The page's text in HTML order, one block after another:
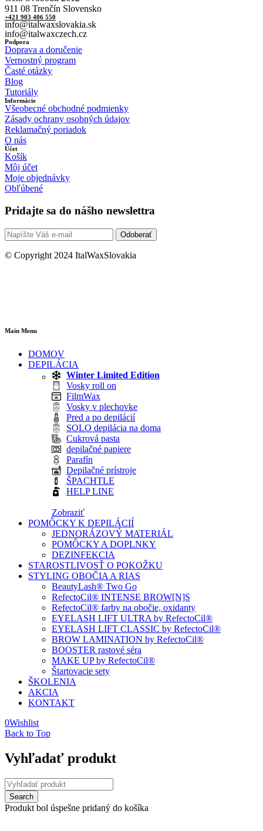
911 08 Trenčín Slovensko
+421 903 406 550
info@italwaxslovakia.sk
info@italwaxczech.cz
Podpora
Doprava a doručenie
Vernostný program
Časté otázky
Blog
Tutoriály
Informácie
Všeobecné obchodné podmienky
Zásady ochrany osobných údajov
Reklamačný poriadok
O nás
Účet
Košík
Môj účet
Moje objednávky
Obľúbené
Pridajte sa do nášho newslettra
Odoberať
© Copyright 2024 ItalWaxSlovakia
Main Menu
DOMOV
DEPILÁCIA
Winter Limited Edition
Vosky roll on
FilmWax
Vosky v plechovke
Pred a po depilácií
SOLO depilácia na doma
Cukrová pasta
depilačné papiere
Parafín
Depilačné prístroje
ŠPACHTLE
HELP LINE
Zobraziť
POMÔCKY K DEPILÁCIÍ
JEDNORÁZOVÝ MATERIÁL
POMÔCKY A DOPLNKY
DEZINFEKCIA
STAROSTLIVOSŤ O POKOŽKU
STYLING OBOČIA A RIAS
BeautyLash® Two Go
RefectoCil® INTENSE BROW[N]S
RefectoCil® farby na obočie, oxidanty
EYELASH LIFT ULTRA by RefectoCil®
EYELASH LIFT CLASSIC by RefectoCil®
BROW LAMINATION by RefectoCil®
BOOSTER rastové séra
MAKE UP by RefectoCil®
Štartovacie sety
ŠKOLENIA
AKCIA
KONTAKT
0Wishlist
Back to Top
Vyhľadať produkt
Produkt bol úspešne pridaný do košíka